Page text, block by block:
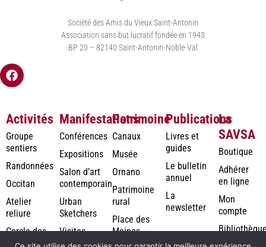
Société des Amis du Vieux Saint-Antonin
Association sans but lucratif fondée en 1943
BP 20 – 82140 Saint-Antonin-Noble-Val
Activités
Groupe
sentiers
Randonnées
Occitan
Atelier
reliure
Cercle des
Jardiniers
Manifestations
Conférences
Expositions
Salon d’art
contemporain
Urban
Sketchers
Visites
Patrimoine
Canaux
Musée
Ornano
Patrimoine
rural
Place des
Moines
Publications
Livres et
guides
Le bulletin
annuel
La
newsletter
La
SAVSA
Boutique
Adhérer
en ligne
Mon
compte
numérique